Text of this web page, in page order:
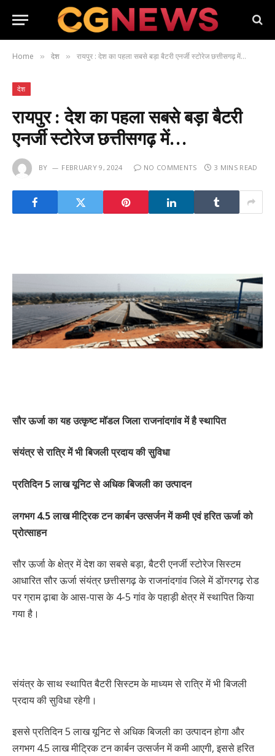
Home » देश » रायपुर : देश का पहला सबसे बड़ा बैटरी एनर्जी स्टोरेज छत्तीसगढ़ में…
देश
रायपुर : देश का पहला सबसे बड़ा बैटरी
एनर्जी स्टोरेज छत्तीसगढ़ में…
BY FEBRUARY 9, 2024 NO COMMENTS 3 MINS READ
सौर ऊर्जा का यह उत्कृष्ट मॉडल जिला राजनांदगांव में है स्थापित
संयंत्र से रात्रि में भी बिजली प्रदाय की सुविधा
प्रतिदिन 5 लाख यूनिट से अधिक बिजली का उत्पादन
लगभग 4.5 लाख मीट्रिक टन कार्बन उत्सर्जन में कमी एवं हरित ऊर्जा को
प्रोत्साहन
सौर ऊर्जा के क्षेत्र में देश का सबसे बड़ा, बैटरी एनर्जी स्टोरेज सिस्टम
आधारित सौर ऊर्जा संयंत्र छत्तीसगढ़ के राजनांदगांव जिले में डोंगरगढ़ रोड
पर ग्राम ढ़ाबा के आस-पास के 4-5 गांव के पहाड़ी क्षेत्र में स्थापित किया
गया है।
संयंत्र के साथ स्थापित बैटरी सिस्टम के माध्यम से रात्रि में भी बिजली
प्रदाय की सुविधा रहेगी।
इससे प्रतिदिन 5 लाख यूनिट से अधिक बिजली का उत्पादन होगा और
लगभग 4.5 लाख मीट्रिक टन कार्बन उत्सर्जन में कमी आएगी, इससे हरित